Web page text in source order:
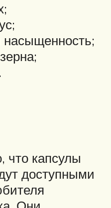
что капсулы
доступными